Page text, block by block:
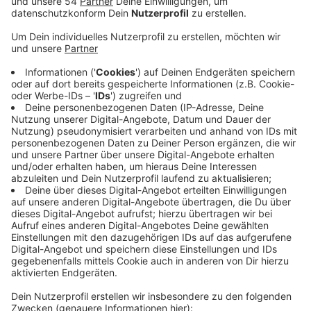
Anzeige
Das ist das Ergebnis einer Umfrage der Industrie- und
Handelskammer Mittlerer Niederrhein. Mehr als die
Hälfte der rund 100 befragten Unternehmen klagt
aktuell über Personalmangel. Darunter viele, die
offene Stellen auch längerfristig nicht besetzen
können. Inzwischen sei rund ein Drittel der Betriebe in
Mönchengladbach von einem Fachkräftemangel
betroffen, so die IHK. Und das hat weitreichende
Folgen. Denn fehlt das Fachpersonal, steigt die
Mehrbelastung für die vorhandene Belegschaft und
dadurch steigen auch die Personalkosten. Chancen
ergeben sich allerdings durch Zuwanderung. Ein Viertel
der Unternehmen hat in den letzten Jahren Flüchtlinge
beschäftigt. Die meisten haben laut IHK positive
Erfahrungen damit gemacht.